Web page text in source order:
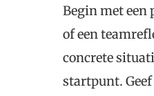
Begin met
of een
concrete
startpunt.